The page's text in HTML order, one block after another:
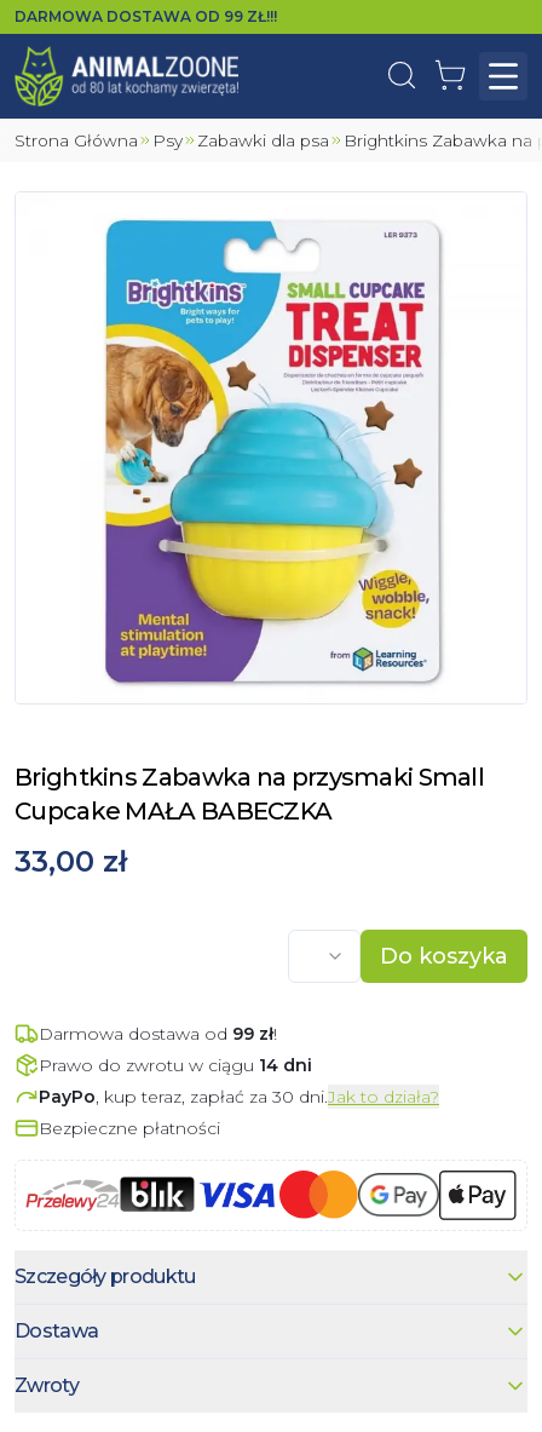
DARMOWA DOSTAWA OD 99 ZŁ!!!
WyszukajKoszyk
Strona Główna Psy Zabawki dla psa Brightkins Zabawka
Brightkins Zabawka na przysmaki Small
Cupcake MAŁA BABECZKA
33,00 zł
Do koszyka
Darmowa dostawa od 99 zł!
Prawo do zwrotu w ciągu 14 dni
PayPo, kup teraz, zapłać za 30 dni.Jak to działa?
Bezpieczne płatności
Szczegóły produktu
Dostawa
Zwroty